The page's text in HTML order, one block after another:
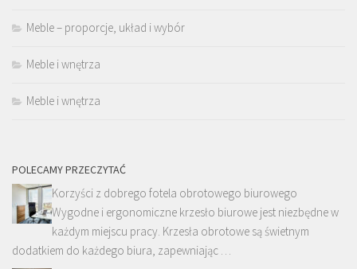
Meble – proporcje, układ i wybór
Meble i wnętrza
Meble i wnętrza
POLECAMY PRZECZYTAĆ
Korzyści z dobrego fotela obrotowego biurowego
Wygodne i ergonomiczne krzesło biurowe jest niezbędne w
każdym miejscu pracy. Krzesła obrotowe są świetnym
dodatkiem do każdego biura, zapewniając …